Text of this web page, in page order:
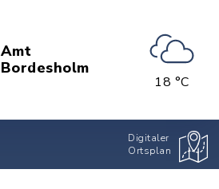
Amt
Bordesholm
18 °C
Digitaler
Ortsplan